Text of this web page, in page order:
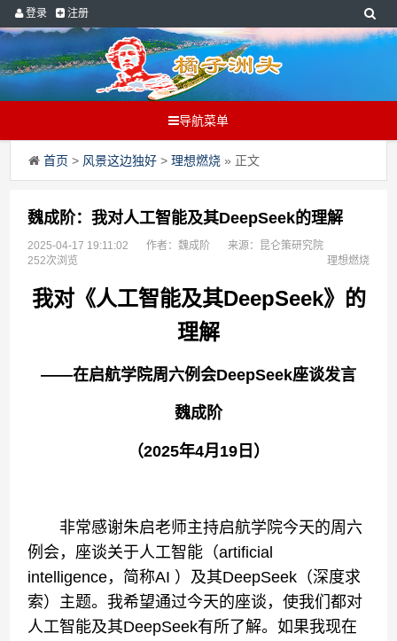
登录 注册
导航菜单
首页 > 风景这边独好 >理想燃烧 » 正文
魏成阶：我对人工智能及其DeepSeek的理解
2025-04-17 19:11:02 作者：魏成阶
来源：昆仑策研究院
252次浏览
理想燃烧
我对《人工智能及其DeepSeek》的
理解
——在启航学院周六例会DeepSeek座谈发言
魏成阶
（2025年4月19日）
非常感谢朱启老师主持启航学院今天的周六
例会，座谈关于人工智能（artificial
intelligence，简称AI ）及其DeepSeek（深度求
索）主题。我希望通过今天的座谈，使我们都对
人工智能及其DeepSeek有所了解。如果我现在